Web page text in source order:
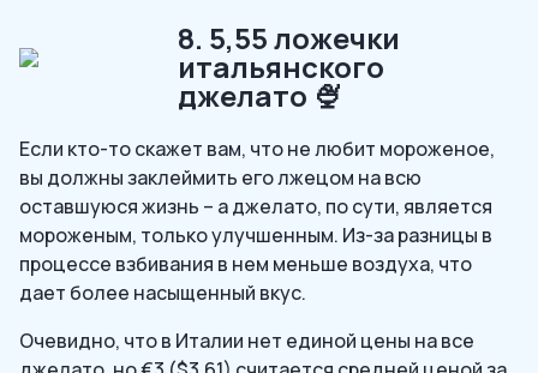
8. 5,55 ложечки
итальянского
джелато 🍨
Если кто-то скажет вам, что не любит мороженое,
вы должны заклеймить его лжецом на всю
оставшуюся жизнь – а джелато, по сути, является
мороженым, только улучшенным. Из-за разницы в
процессе взбивания в нем меньше воздуха, что
дает более насыщенный вкус.
Очевидно, что в Италии нет единой цены на все